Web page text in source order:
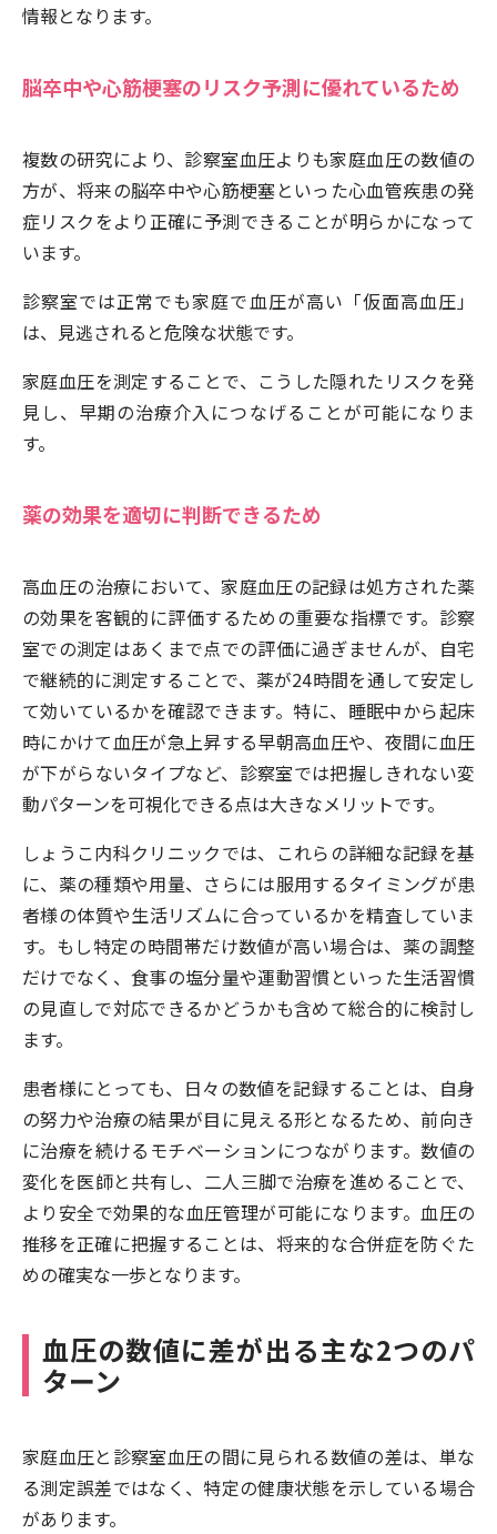
情報となります。
脳卒中や心筋梗塞のリスク予測に優れているため
複数の研究により、診察室血圧よりも家庭血圧の数値の
方が、将来の脳卒中や心筋梗塞といった心血管疾患の発
症リスクをより正確に予測できることが明らかになって
います。
診察室では正常でも家庭で血圧が高い「仮面高血圧」
は、見逃されると危険な状態です。
家庭血圧を測定することで、こうした隠れたリスクを発
見し、早期の治療介入につなげることが可能になりま
す。
薬の効果を適切に判断できるため
高血圧の治療において、家庭血圧の記録は処方された薬
の効果を客観的に評価するための重要な指標です。診察
室での測定はあくまで点での評価に過ぎませんが、自宅
で継続的に測定することで、薬が24時間を通して安定し
て効いているかを確認できます。特に、睡眠中から起床
時にかけて血圧が急上昇する早朝高血圧や、夜間に血圧
が下がらないタイプなど、診察室では把握しきれない変
動パターンを可視化できる点は大きなメリットです。
しょうこ内科クリニックでは、これらの詳細な記録を基
に、薬の種類や用量、さらには服用するタイミングが患
者様の体質や生活リズムに合っているかを精査していま
す。もし特定の時間帯だけ数値が高い場合は、薬の調整
だけでなく、食事の塩分量や運動習慣といった生活習慣
の見直しで対応できるかどうかも含めて総合的に検討し
ます。
患者様にとっても、日々の数値を記録することは、自身
の努力や治療の結果が目に見える形となるため、前向き
に治療を続けるモチベーションにつながります。数値の
変化を医師と共有し、二人三脚で治療を進めることで、
より安全で効果的な血圧管理が可能になります。血圧の
推移を正確に把握することは、将来的な合併症を防ぐた
めの確実な一歩となります。
血圧の数値に差が出る主な2つのパ
ターン
家庭血圧と診察室血圧の間に見られる数値の差は、単な
る測定誤差ではなく、特定の健康状態を示している場合
があります。